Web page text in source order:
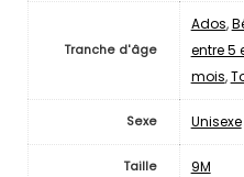
Tranche d'âge
Ados,
entre 5
mois,
Sexe Unisexe
Taille 9M